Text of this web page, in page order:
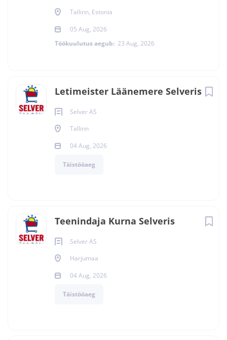
Tallinn, Estonia
05 Aug, 2026
Töökuulutus aegub: 23 Aug, 2026
Letimeister Läänemere Selveris
Selver AS
Tallinn
04 Aug, 2026
Täistööaeg
Teenindaja Kurna Selveris
Selver AS
Harjumaa
04 Aug, 2026
Täistööaeg